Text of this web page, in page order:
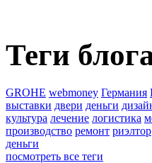
Теги
GROHE webmoney Германия
выставки двери деньги
культура лечение логистика
производство ремонт риэлтор
деньги
посмотреть все теги